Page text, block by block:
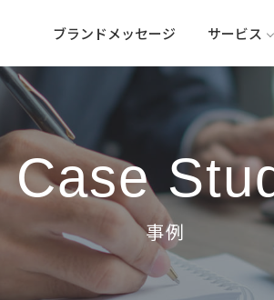
ブランドメッセージ サービス
Case